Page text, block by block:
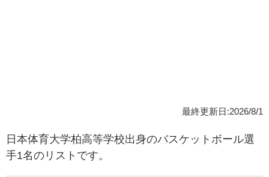
最終更新日:2026/8/1
日本体育大学柏高等学校出身のバスケットボール選
手1名のリストです。